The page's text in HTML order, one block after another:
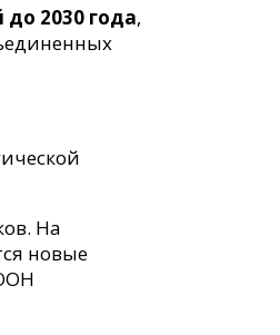
2030 года,
На
новые